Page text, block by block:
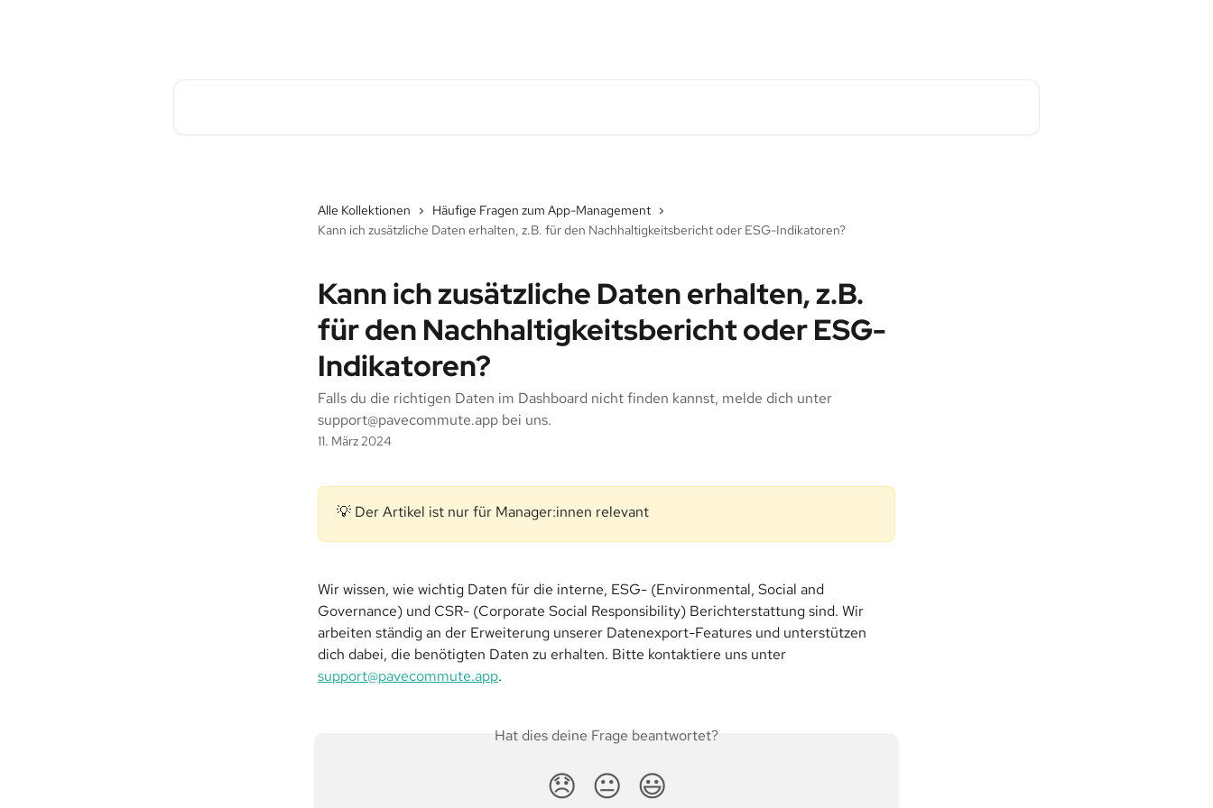
Alle Kollektionen
Häufige Fragen zum App-Management
Kann ich zusätzliche Daten erhalten, z.B. für den Nachhaltigkeitsbericht oder ESG-Indikatoren?
Kann ich zusätzliche Daten erhalten, z.B.
für den Nachhaltigkeitsbericht oder ESG-
Indikatoren?
Falls du die richtigen Daten im Dashboard nicht finden kannst, melde dich unter
support@pavecommute.app bei uns.
11. März 2024
💡 Der Artikel ist nur für Manager:innen relevant
Wir wissen, wie wichtig Daten für die interne, ESG- (Environmental, Social and
Governance) und CSR- (Corporate Social Responsibility) Berichterstattung sind. Wir
arbeiten ständig an der Erweiterung unserer Datenexport-Features und unterstützen
dich dabei, die benötigten Daten zu erhalten. Bitte kontaktiere uns unter
support@pavecommute.app.
Hat dies deine Frage beantwortet?
😞 😐 😃